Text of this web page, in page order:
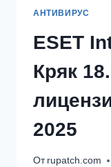
АНТИВИРУС
ESET
Кряк
2025
От rupatch.com